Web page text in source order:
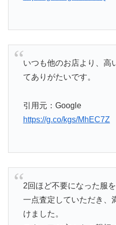
いつも他のお店より、高
てありがたいです。
引用元：Google
https://g.co/kgs/MhEC7Z
2回ほど不要になった服
一点査定していただき、
けました。